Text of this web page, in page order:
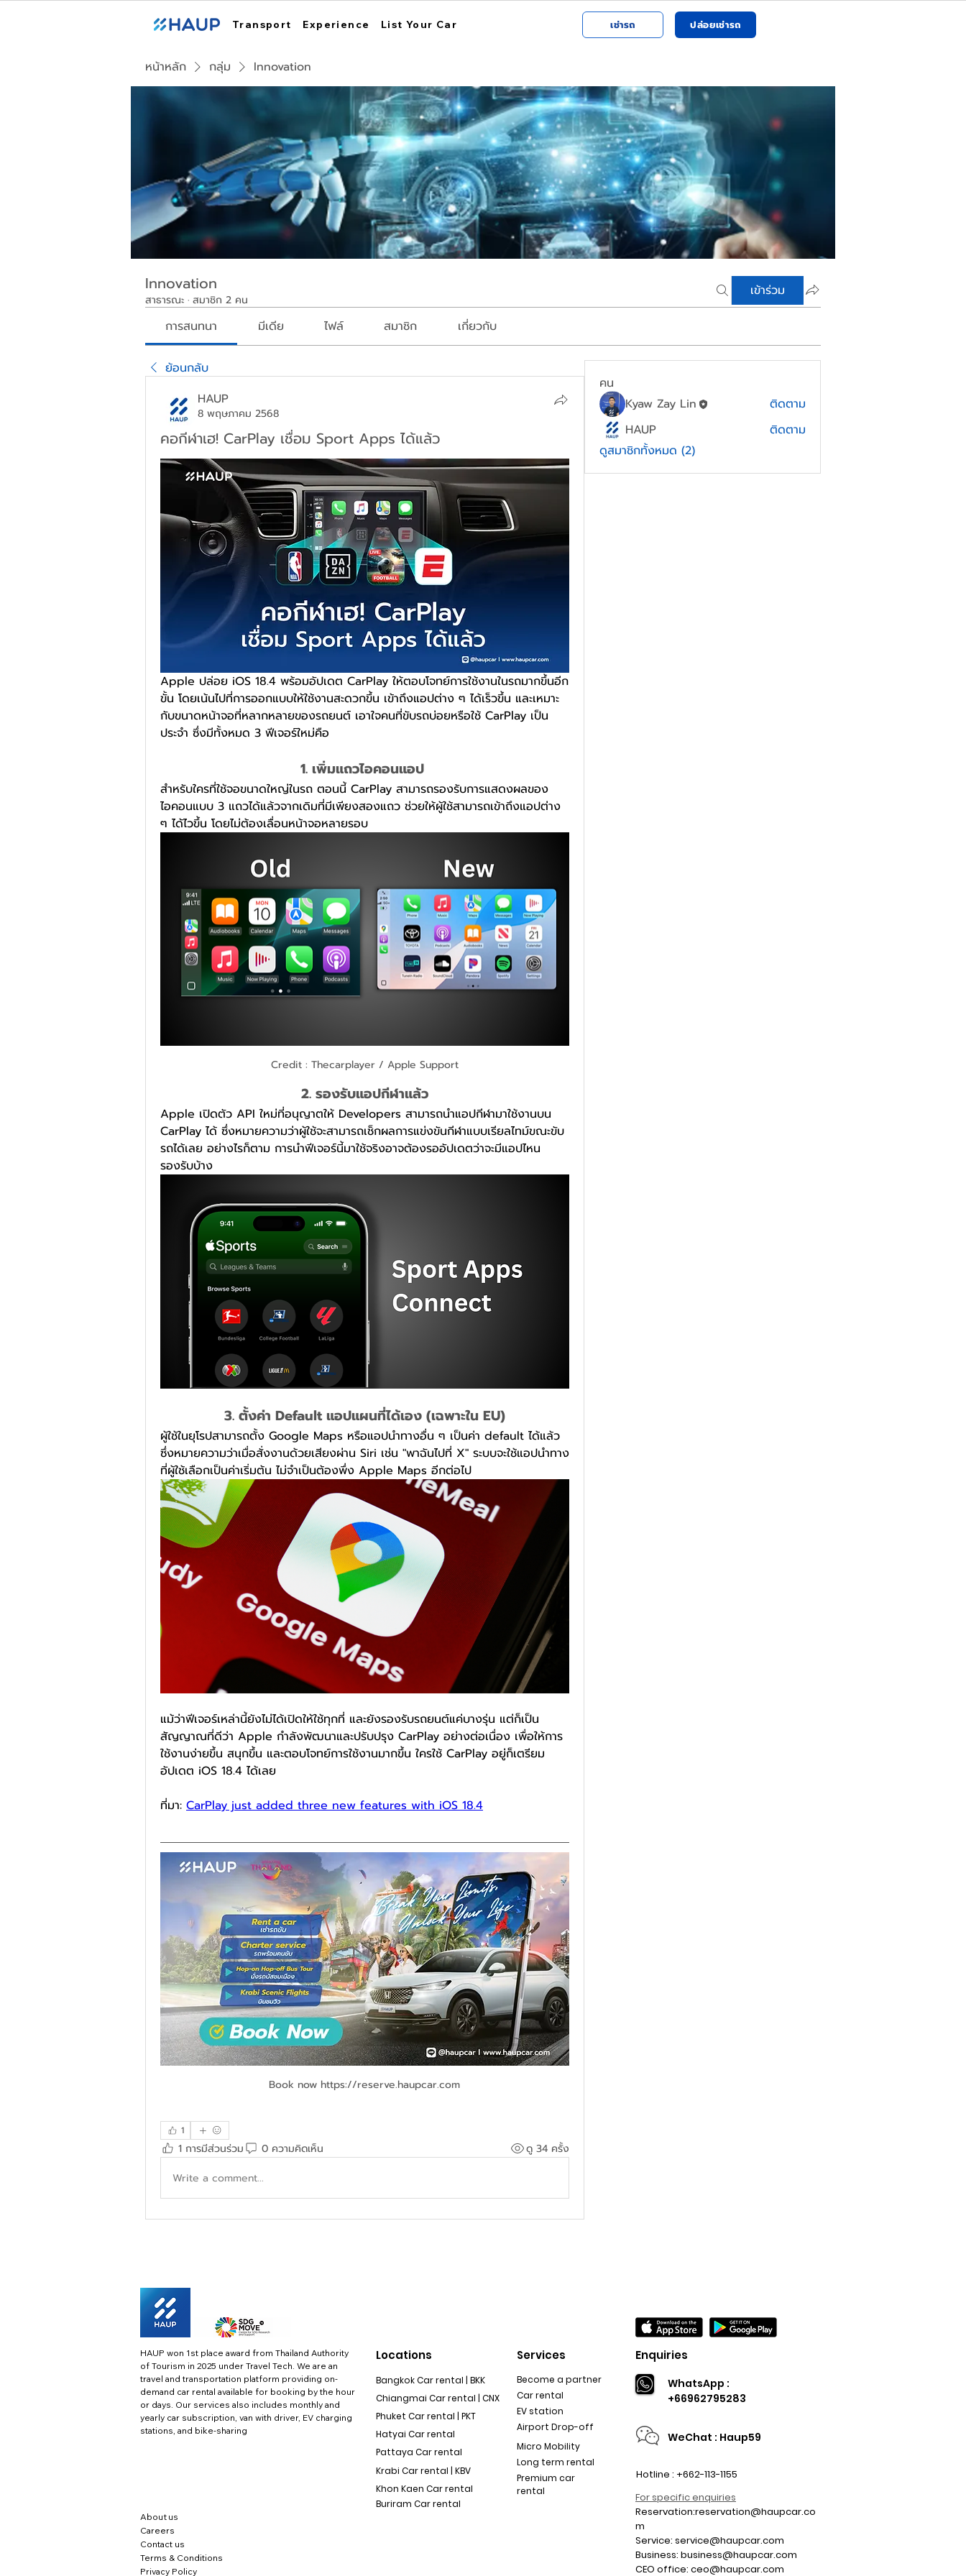
Transport Experience List Your Car เช่ารถ ปล่อยเช่ารถ
หน้าหลัก กลุ่ม Innovation
Innovation
สาธารณะ · สมาชิก 2 คน
เข้าร่วม
การสนทนา มีเดีย ไฟล์ สมาชิก เกี่ยวกับ
ย้อนกลับ
HAUP
8 พฤษภาคม 2568
คอกีฬาเฮ! CarPlay เชื่อม Sport Apps ได้แล้ว
Apple ปล่อย iOS 18.4 พร้อมอัปเดต CarPlay ให้ตอบโจทย์การใช้งานในรถมากขึ้นอีก
ขั้น โดยเน้นไปที่การออกแบบให้ใช้งานสะดวกขึ้น เข้าถึงแอปต่าง ๆ ได้เร็วขึ้น และเหมาะ
กับขนาดหน้าจอที่หลากหลายของรถยนต์ เอาใจคนที่ขับรถบ่อยหรือใช้ CarPlay เป็น
ประจำ ซึ่งมีทั้งหมด 3 ฟีเจอร์ใหม่คือ
1. เพิ่มแถวไอคอนแอป
สำหรับใครที่ใช้จอขนาดใหญ่ในรถ ตอนนี้ CarPlay สามารถรองรับการแสดงผลของ
ไอคอนแบบ 3 แถวได้แล้วจากเดิมที่มีเพียงสองแถว ช่วยให้ผู้ใช้สามารถเข้าถึงแอปต่าง
ๆ ได้ไวขึ้น โดยไม่ต้องเลื่อนหน้าจอหลายรอบ
Credit : Thecarplayer / Apple Support
2. รองรับแอปกีฬาแล้ว
Apple เปิดตัว API ใหม่ที่อนุญาตให้ Developers สามารถนำแอปกีฬามาใช้งานบน
CarPlay ได้ ซึ่งหมายความว่าผู้ใช้จะสามารถเช็กผลการแข่งขันกีฬาแบบเรียลไทม์ขณะขับ
รถได้เลย อย่างไรก็ตาม การนำฟีเจอร์นี้มาใช้จริงอาจต้องรออัปเดตว่าจะมีแอปไหน
รองรับบ้าง
3. ตั้งค่า Default แอปแผนที่ได้เอง (เฉพาะใน EU)
ผู้ใช้ในยุโรปสามารถตั้ง Google Maps หรือแอปนำทางอื่น ๆ เป็นค่า default ได้แล้ว
ซึ่งหมายความว่าเมื่อสั่งงานด้วยเสียงผ่าน Siri เช่น "พาฉันไปที่ X" ระบบจะใช้แอปนำทาง
ที่ผู้ใช้เลือกเป็นค่าเริ่มต้น ไม่จำเป็นต้องพึ่ง Apple Maps อีกต่อไป
แม้ว่าฟีเจอร์เหล่านี้ยังไม่ได้เปิดให้ใช้ทุกที่ และยังรองรับรถยนต์แค่บางรุ่น แต่ก็เป็น
สัญญาณที่ดีว่า Apple กำลังพัฒนาและปรับปรุง CarPlay อย่างต่อเนื่อง เพื่อให้การ
ใช้งานง่ายขึ้น สนุกขึ้น และตอบโจทย์การใช้งานมากขึ้น ใครใช้ CarPlay อยู่ก็เตรียม
อัปเดต iOS 18.4 ได้เลย
ที่มา: CarPlay just added three new features with iOS 18.4
Book now https://reserve.haupcar.com
1
1 การมีส่วนร่วม 0 ความคิดเห็น
ดู 34 ครั้ง
Write a comment...
คน
Kyaw Zay Lin
ติดตาม
HAUP
ติดตาม
ดูสมาชิกทั้งหมด (2)
HAUP won 1st place award from Thailand Authority
of Tourism in 2025 under Travel Tech. We are an
travel and transportation platform providing on-
demand car rental available for booking by the hour
or days. Our services also includes monthly and
yearly car subscription, van with driver, EV charging
stations, and bike-sharing
About us
Careers
Contact us
Terms & Conditions
Privacy Policy
Locations
Bangkok Car rental | BKK
Chiangmai Car rental | CNX
Phuket Car rental | PKT
Hatyai Car rental
Pattaya Car rental
Krabi Car rental | KBV
Khon Kaen Car rental
Buriram Car rental
Services
Become a partner
Car rental
EV station
Airport Drop-off
Micro Mobility
Long term rental
Premium car
rental
Enquiries
WhatsApp :
+66962795283
WeChat : Haup59
Hotline : +662-113-1155
For specific enquiries
Reservation:reservation@haupcar.co
m
Service: service@haupcar.com
Business: business@haupcar.com
CEO office: ceo@haupcar.com